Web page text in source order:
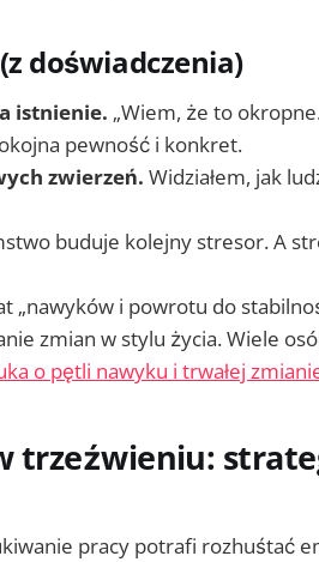
doświadczenia)
istnienie. „Wiem, że to
pewność i konkret.
zwierzeń. Widziałem, jak
buduje kolejny stresor. A
„nawyków i powrotu do
zmian w stylu życia. Wiele
o pętli nawyku i trwałej
trzeźwieniu:
pracy potrafi rozhuśtać